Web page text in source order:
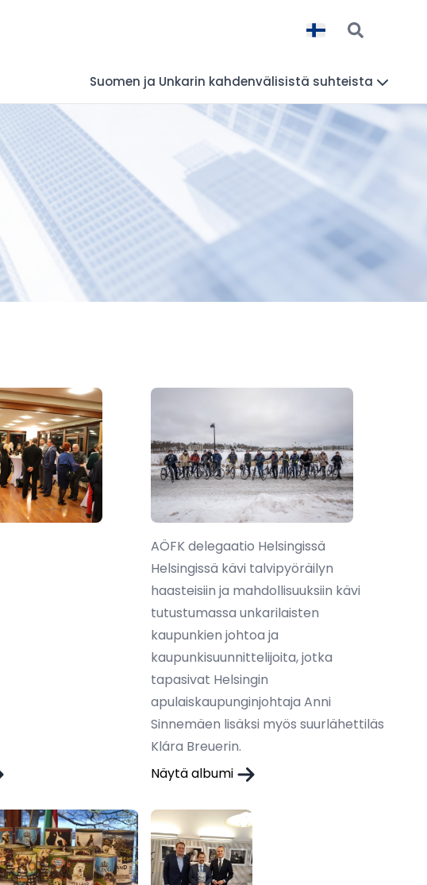
Suomen ja Unkarin kahdenvälisistä suhteista
AÖFK delegaatio Helsingissä
Helsingissä kävi talvipyöräilyn
haasteisiin ja mahdollisuuksiin kävi
tutustumassa unkarilaisten
kaupunkien johtoa ja
kaupunkisuunnittelijoita, jotka
tapasivat Helsingin
apulaiskaupunginjohtaja Anni
Sinnemäen lisäksi myös suurlähettiläs
Klára Breuerin.
Näytä albumi